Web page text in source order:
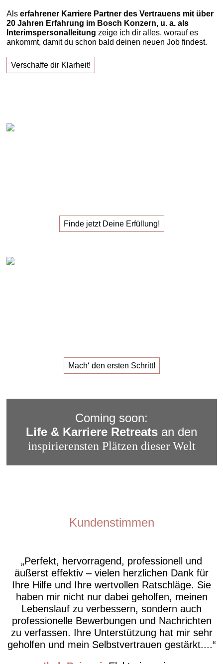
Als erfahrener Karriere Partner des Vertrauens mit über
20 Jahren Erfahrung im Bosch Konzern, u. a. als
Interimspersonalleitung zeige ich dir alles, worauf es
ankommt, damit du schon bald deinen neuen Job findest.
Verschaffe dir Klarheit!
Finde jetzt Deine Erfüllung!
Mach‘ den ersten Schritt!
Coming soon:
Life & Karriere Retreats an den
inspirierensten Plätzen dieser Welt
Kundenstimmen
Perfekt, hervorragend, professionell und
äußerst effektiv – vielen herzlichen Dank für
Ihre Hilfe und Ihre wertvollen Ratschläge. Sie
haben mir nicht nur dabei geholfen, meinen
Lebenslauf zu verbessern, sondern auch
professionelle Bewerbungen und Nachrichten
zu verfassen. Ihre Unterstützung hat mir sehr
geholfen und mein Selbstvertrauen gestärkt....